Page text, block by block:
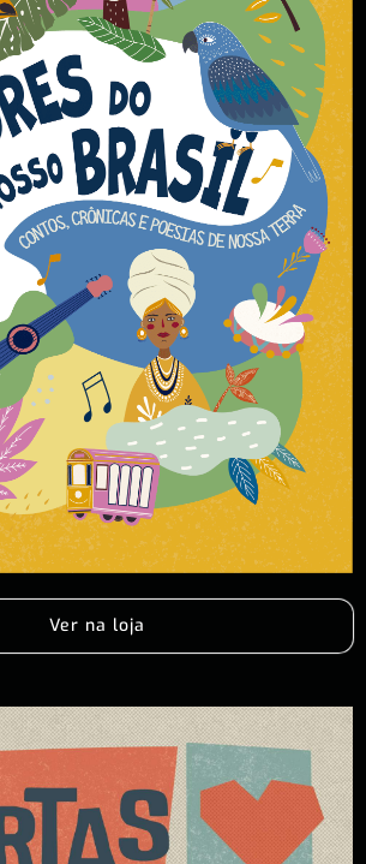
Ver na loja